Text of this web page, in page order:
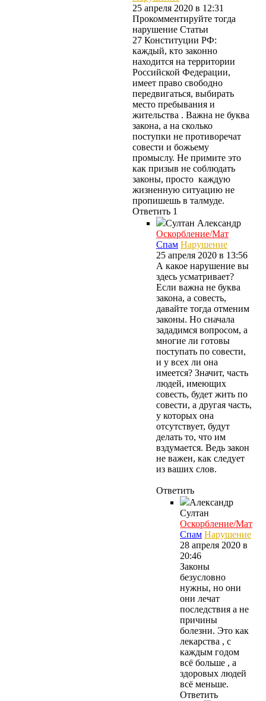
25 апреля 2020 в 12:31
Прокомментируйте тогда
нарушение Статьи
27 Конституции РФ:
каждый, кто законно
находится на территории
Российской Федерации,
имеет право свободно
передвигаться, выбирать
место пребывания и
жительства . Важна не буква
закона, а на сколько
поступки не противоречат
совести и божьему
промыслу. Не примите это
как призыв не соблюдать
законы, просто каждую
жизненную ситуацию не
пропишешь в талмуде.
Ответить 1
Султан Александр
Оскорбление/Мат
Спам Нарушение
25 апреля 2020 в 13:56
А какое нарушение вы
здесь усматривает?
Если важна не буква
закона, а совесть,
давайте тогда отменим
законы. Но сначала
зададимся вопросом, а
многие ли готовы
поступать по совести,
и у всех ли она
имеется? Значит, часть
людей, имеющих
совесть, будет жить по
совести, а другая часть,
у которых она
отсутствует, будут
делать то, что им
вздумается. Ведь закон
не важен, как следует
из ваших слов.
Ответить
Александр
Султан
Оскорбление/Мат
Спам Нарушение
28 апреля 2020 в
20:46
Законы
безусловно
нужны, но они
они лечат
последствия а не
причины
болезни. Это как
лекарства , с
каждым годом
всё больше , а
здоровых людей
всё меньше.
Ответить